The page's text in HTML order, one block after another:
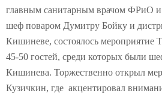
главным санитарным врачом ФРиО и
шеф поваром Думитру Бойку и
Кишиневе, состоялось мероприятие
45-50 гостей, среди которых были
Кишинева. Торжественно открыл
Кузичкин, где акцентировал